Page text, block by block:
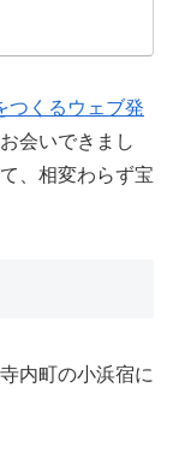
つくるウェブ発
会いできまし
、相変わらず宝
内町の小浜宿に